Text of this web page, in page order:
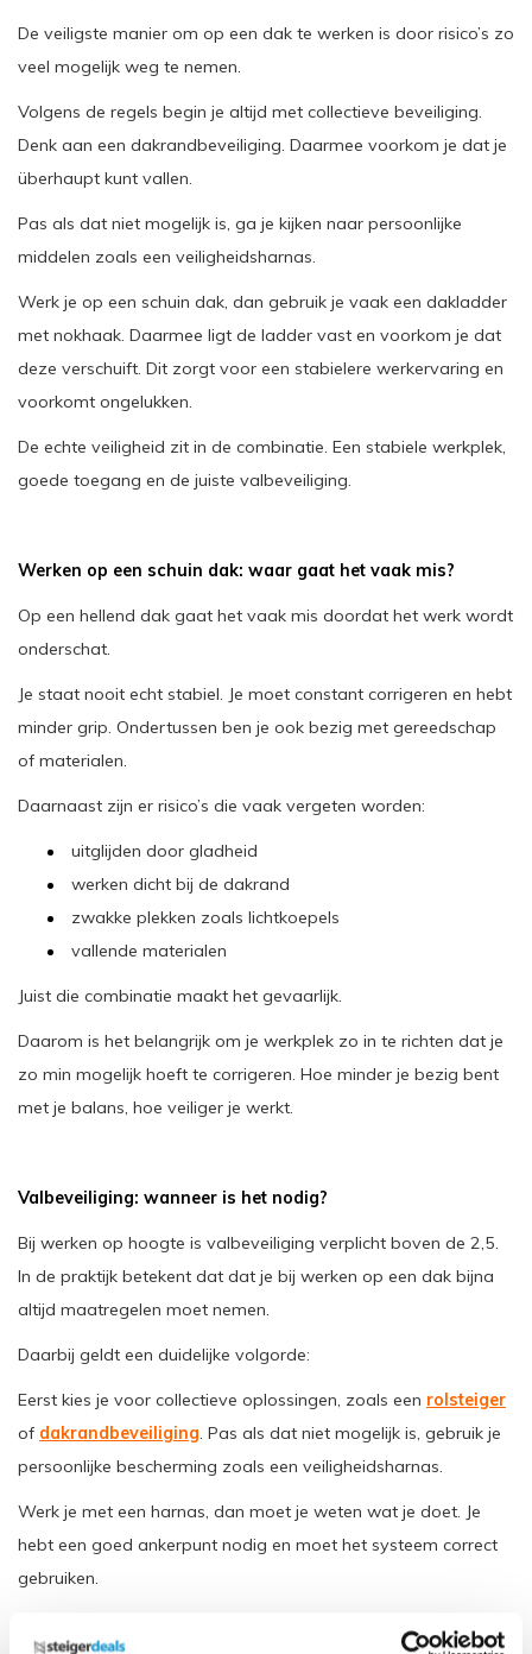
De veiligste manier om op een dak te werken is door risico’s zo
veel mogelijk weg te nemen.
Volgens de regels begin je altijd met collectieve beveiliging.
Denk aan een dakrandbeveiliging. Daarmee voorkom je dat je
überhaupt kunt vallen.
Pas als dat niet mogelijk is, ga je kijken naar persoonlijke
middelen zoals een veiligheidsharnas.
Werk je op een schuin dak, dan gebruik je vaak een dakladder
met nokhaak. Daarmee ligt de ladder vast en voorkom je dat
deze verschuift. Dit zorgt voor een stabielere werkervaring en
voorkomt ongelukken.
De echte veiligheid zit in de combinatie. Een stabiele werkplek,
goede toegang en de juiste valbeveiliging.
Werken op een schuin dak: waar gaat het vaak mis?
Op een hellend dak gaat het vaak mis doordat het werk wordt
onderschat.
Je staat nooit echt stabiel. Je moet constant corrigeren en hebt
minder grip. Ondertussen ben je ook bezig met gereedschap
of materialen.
Daarnaast zijn er risico’s die vaak vergeten worden:
uitglijden door gladheid
werken dicht bij de dakrand
zwakke plekken zoals lichtkoepels
vallende materialen
Juist die combinatie maakt het gevaarlijk.
Daarom is het belangrijk om je werkplek zo in te richten dat je
zo min mogelijk hoeft te corrigeren. Hoe minder je bezig bent
met je balans, hoe veiliger je werkt.
Valbeveiliging: wanneer is het nodig?
Bij werken op hoogte is valbeveiliging verplicht boven de 2,5.
In de praktijk betekent dat dat je bij werken op een dak bijna
altijd maatregelen moet nemen.
Daarbij geldt een duidelijke volgorde:
Eerst kies je voor collectieve oplossingen, zoals een rolsteiger
of dakrandbeveiliging. Pas als dat niet mogelijk is, gebruik je
persoonlijke bescherming zoals een veiligheidsharnas.
Werk je met een harnas, dan moet je weten wat je doet. Je
hebt een goed ankerpunt nodig en moet het systeem correct
gebruiken.